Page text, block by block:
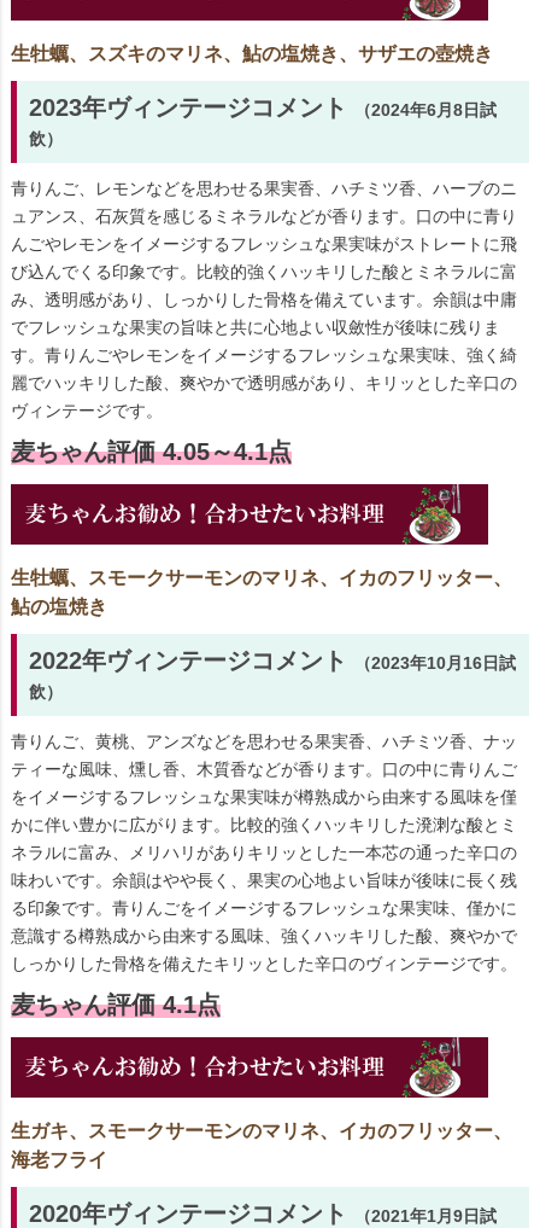
生牡蠣、スズキのマリネ、鮎の塩焼き、サザエの壺焼き
2023年ヴィンテージコメント
（2024年6月8日試
飲）
青りんご、レモンなどを思わせる果実香、ハチミツ香、ハーブのニ
ュアンス、石灰質を感じるミネラルなどが香ります。口の中に青り
んごやレモンをイメージするフレッシュな果実味がストレートに飛
び込んでくる印象です。比較的強くハッキリした酸とミネラルに富
み、透明感があり、しっかりした骨格を備えています。余韻は中庸
でフレッシュな果実の旨味と共に心地よい収斂性が後味に残りま
す。青りんごやレモンをイメージするフレッシュな果実味、強く綺
麗でハッキリした酸、爽やかで透明感があり、キリッとした辛口の
ヴィンテージです。
麦ちゃん評価 4.05～4.1点
生牡蠣、スモークサーモンのマリネ、イカのフリッター、
鮎の塩焼き
2022年ヴィンテージコメント
（2023年10月16日試
飲）
青りんご、黄桃、アンズなどを思わせる果実香、ハチミツ香、ナッ
ティーな風味、燻し香、木質香などが香ります。口の中に青りんご
をイメージするフレッシュな果実味が樽熟成から由来する風味を僅
かに伴い豊かに広がります。比較的強くハッキリした溌溂な酸とミ
ネラルに富み、メリハリがありキリッとした一本芯の通った辛口の
味わいです。余韻はやや長く、果実の心地よい旨味が後味に長く残
る印象です。青りんごをイメージするフレッシュな果実味、僅かに
意識する樽熟成から由来する風味、強くハッキリした酸、爽やかで
しっかりした骨格を備えたキリッとした辛口のヴィンテージです。
麦ちゃん評価 4.1点
生ガキ、スモークサーモンのマリネ、イカのフリッター、
海老フライ
2020年ヴィンテージコメント
（2021年1月9日試